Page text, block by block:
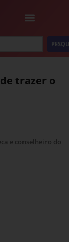
trazer o
e conselheiro do